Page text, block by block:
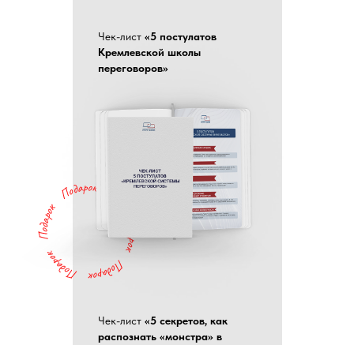
Чек-лист «5 постулатов
Кремлевской школы
переговоров»
Чек-лист «5 секретов, как
распознать «монстра» в